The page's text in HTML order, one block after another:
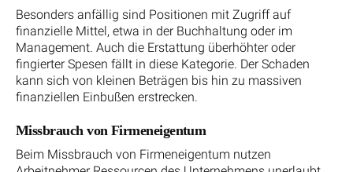
Besonders anfällig sind Positionen mit Zugriff auf
finanzielle Mittel, etwa in der Buchhaltung oder im
Management. Auch die Erstattung überhöhter oder
fingierter Spesen fällt in diese Kategorie. Der Schaden
kann sich von kleinen Beträgen bis hin zu massiven
finanziellen Einbußen erstrecken.
Missbrauch von Firmeneigentum
Beim Missbrauch von Firmeneigentum nutzen